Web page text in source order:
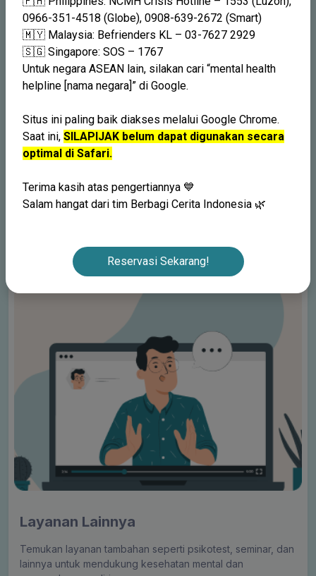
Layanan Premium
individu, pasangan, hingga persiapan pernikahan
Konseling Pra-Pernikahan
Konseling Pasangan
Layanan Lainnya
Temukan layanan tambahan seperti psikotest, seminar, dan
lainnya untuk mendukung kesehatan mental dan
0966-351-4518 (Globe), 0908-639-2672 (Smart)
🇲🇾 Malaysia: Befrienders KL – 03-7627 2929
🇸🇬 Singapore: SOS – 1767
Untuk negara ASEAN lain, silakan cari “mental health
helpline [nama negara]” di Google.
Situs ini paling baik diakses melalui Google Chrome.
Saat ini, SILAPIJAK belum dapat digunakan secara
optimal di Safari.
Terima kasih atas pengertiannya 💙
Salam hangat dari tim Berbagi Cerita Indonesia 🌿
Reservasi Sekarang!